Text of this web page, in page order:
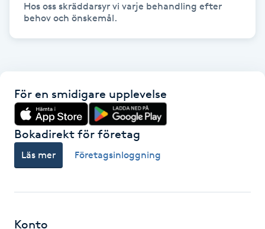
Kemisk peeling
Keratinbehandling
Kinesiologi
Kinesisk medicin
Kiropraktik
Hos oss skräddarsyr vi varje behandling efter
behov och önskemål.
För en smidigare upplevelse
Bokadirekt för företag
Läs mer Företagsinloggning
Konto